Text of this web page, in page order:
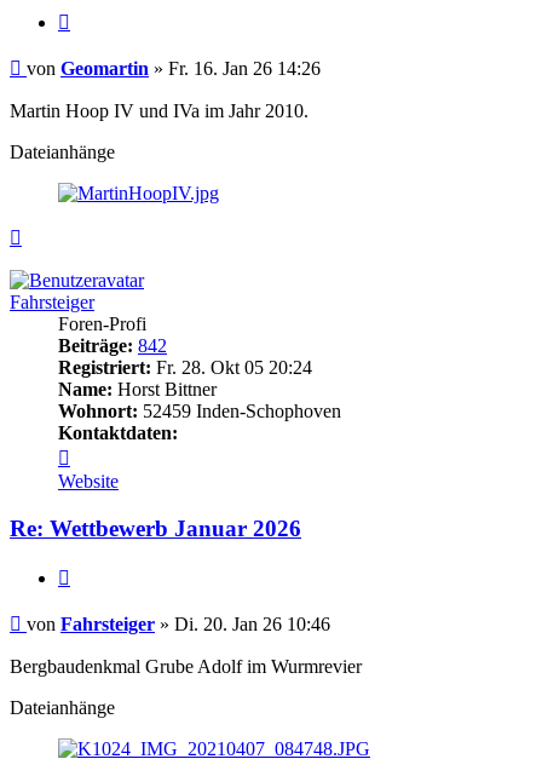
Beitrag
von Geomartin » Fr. 16. Jan 26 14:26
Martin Hoop IV und IVa im Jahr 2010.
Dateianhänge
Fahrsteiger
Foren-Profi
Beiträge: 842
Registriert: Fr. 28. Okt 05 20:24
Name: Horst Bittner
Wohnort: 52459 Inden-Schophoven
Kontaktdaten:
von
Fahrsteiger
Website
Re: Wettbewerb Januar 2026
Beitrag
von Fahrsteiger » Di. 20. Jan 26 10:46
Bergbaudenkmal Grube Adolf im Wurmrevier
Dateianhänge